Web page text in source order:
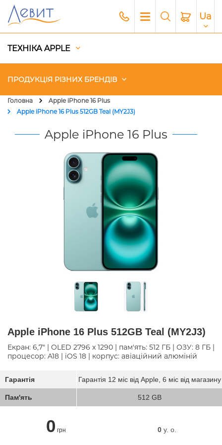
Ua
ТЕХНІКА APPLE
ПРОДУКЦІЯ РІЗНИХ БРЕНДІВ
Чохли
Акустика
Генератори і Зарядні станції
Платний сервіс Apple
Головна
Apple iPhone 16 Plus
Apple iPhone 16 Plus 512GB Teal (MY2J3)
Apple iPhone 16 Plus
Apple iPhone 16 Plus 512GB Teal (MY2J3)
Екран: 6,7" | OLED 2796 x 1290 | пам'ять: 512 ГБ | ОЗУ: 8 ГБ |
процесор: A18 | iOS 18 | корпус: авіаційний алюміній
Гарантія Гарантія 12 міс від Apple, 6 міс від магазину
Пам'ять 512 GB
0 грн 0y. о.